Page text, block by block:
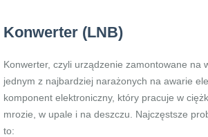
Konwerter (LNB)
Konwerter, czyli urządzenie zamontowane na
jednym z najbardziej narażonych na awarie
komponent elektroniczny, który pracuje w
mrozie, w upale i na deszczu. Najczęstsze
to: